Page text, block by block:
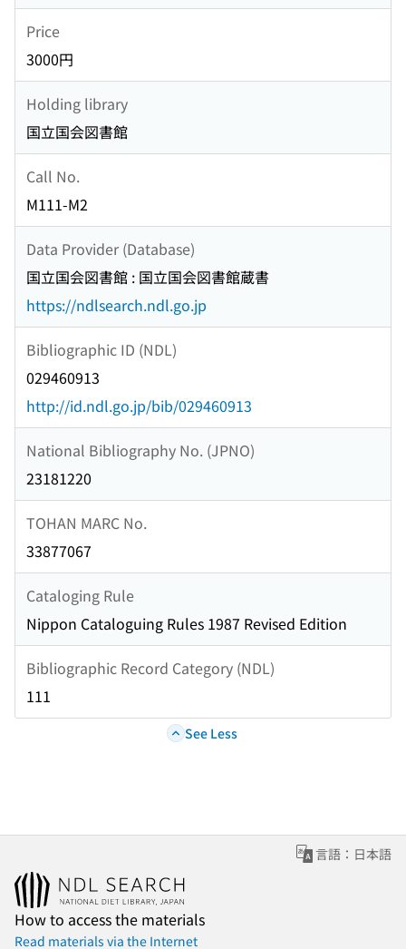
Price
3000円
Holding library
国立国会図書館
Call No.
M111-M2
Data Provider (Database)
国立国会図書館 : 国立国会図書館蔵書
https://ndlsearch.ndl.go.jp
Bibliographic ID (NDL)
029460913
http://id.ndl.go.jp/bib/029460913
National Bibliography No. (JPNO)
23181220
TOHAN MARC No.
33877067
Cataloging Rule
Nippon Cataloguing Rules 1987 Revised Edition
Bibliographic Record Category (NDL)
111
See Less
言語：日本語
How to access the materials
Read materials via the Internet